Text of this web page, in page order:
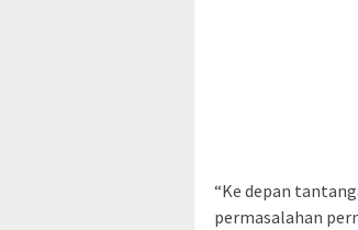
“Ke depan
permasalahan